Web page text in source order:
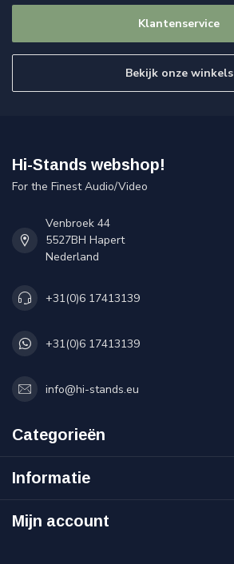
Klantenservice
Bekijk onze winkels
Hi-Stands webshop!
For the Finest Audio/Video
Venbroek 44
5527BH Hapert
Nederland
+31(0)6 17413139
+31(0)6 17413139
info@hi-stands.eu
Categorieën
Informatie
Mijn account